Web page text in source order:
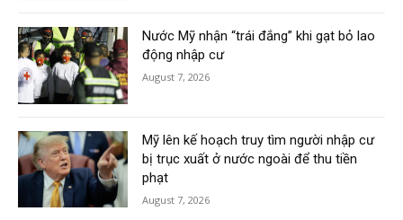
Nước Mỹ nhận “trái đắng” khi gạt bỏ lao
động nhập cư
August 7, 2026
Mỹ lên kế hoạch truy tìm người nhập cư
bị trục xuất ở nước ngoài để thu tiền
phạt
August 7, 2026